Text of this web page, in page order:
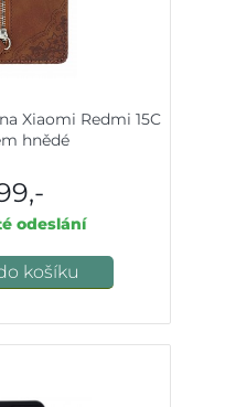
Xiaomi Redmi 15C
hnědé
odeslání
košíku